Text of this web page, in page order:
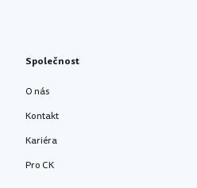
Společnost
O nás
Kontakt
Kariéra
Pro CK